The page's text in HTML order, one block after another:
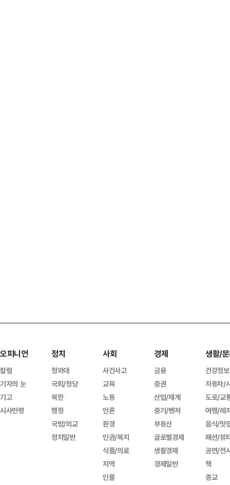
오피니언
칼럼
기자의 눈
기고
시사만평
정치
청와대
국회/정당
북한
행정
국방/외교
정치일반
사회
사건사고
교육
노동
언론
환경
인권/복지
식품/의료
지역
인물
경제
금융
증권
산업/재계
중기/벤처
부동산
글로벌경제
생활경제
경제일반
생활/
건강정보
자동차/
도로/교
여행/레
음식/맛
패션/뷰
공연/전
책
종교